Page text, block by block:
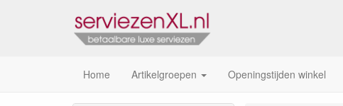
Home Artikelgroepen Openingstijden winkel